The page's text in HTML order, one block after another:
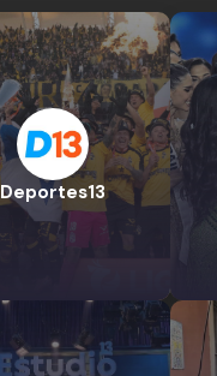
Deportes13